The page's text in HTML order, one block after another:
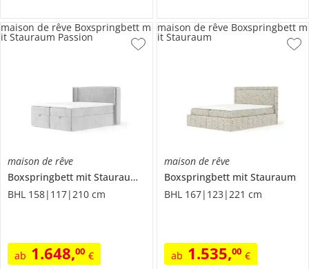
maison de rêve
Boxspringbett mit Stauraum
Passion
BHL 158|117|210 cm
ab 1.648,00 €
maison de rêve Boxspringbett m
it Stauraum Passion
maison de rêve
Boxspringbett mit Stauraum
BHL 167|123|221 cm
ab 1.535,00 €
maison de rêve Boxspringbett m
it Stauraum